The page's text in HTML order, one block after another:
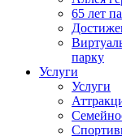
65 лет
парку
Услуги
Услуги